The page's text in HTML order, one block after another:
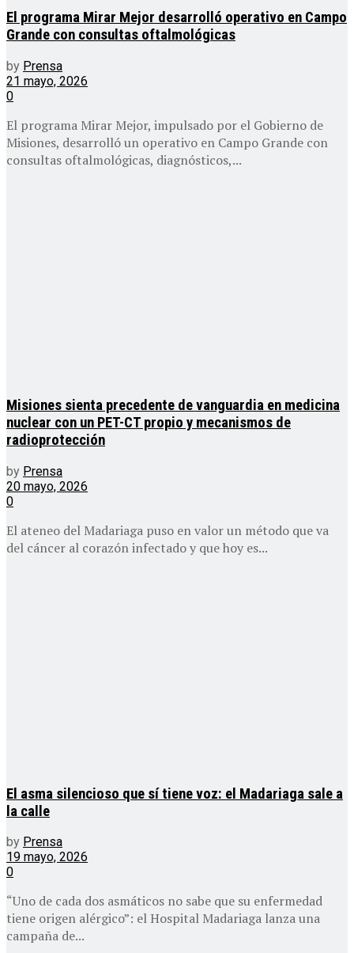
El programa Mirar Mejor desarrolló operativo en Campo
Grande con consultas oftalmológicas
by Prensa
21 mayo, 2026
0
El programa Mirar Mejor, impulsado por el Gobierno de
Misiones, desarrolló un operativo en Campo Grande con
consultas oftalmológicas, diagnósticos,...
Misiones sienta precedente de vanguardia en medicina
nuclear con un PET-CT propio y mecanismos de
radioprotección
by Prensa
20 mayo, 2026
0
El ateneo del Madariaga puso en valor un método que va
del cáncer al corazón infectado y que hoy es...
El asma silencioso que sí tiene voz: el Madariaga sale a
la calle
by Prensa
19 mayo, 2026
0
“Uno de cada dos asmáticos no sabe que su enfermedad
tiene origen alérgico”: el Hospital Madariaga lanza una
campaña de...